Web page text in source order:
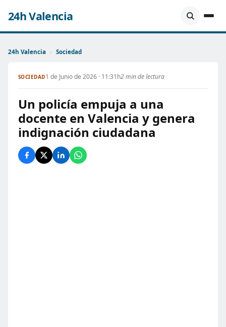
24h Valencia
24h Valencia › Sociedad
SOCIEDAD1 de Junio de 2026 · 11:31h2 min de lectura
Un policía empuja a una
docente en Valencia y genera
indignación ciudadana